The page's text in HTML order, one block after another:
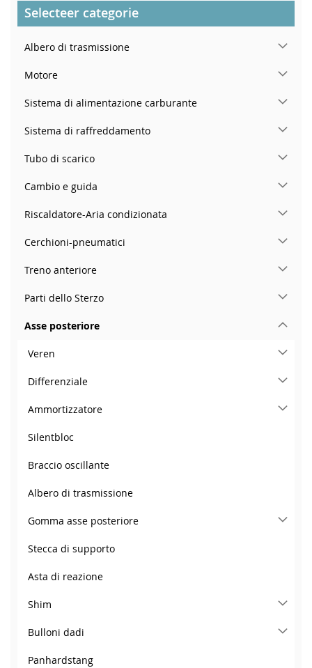
Selecteer categorie
Albero di trasmissione
Motore
Sistema di alimentazione carburante
Sistema di raffreddamento
Tubo di scarico
Cambio e guida
Riscaldatore-Aria condizionata
Cerchioni-pneumatici
Treno anteriore
Parti dello Sterzo
Asse posteriore
Veren
Differenziale
Ammortizzatore
Silentbloc
Braccio oscillante
Albero di trasmissione
Gomma asse posteriore
Stecca di supporto
Asta di reazione
Shim
Bulloni dadi
Panhardstang